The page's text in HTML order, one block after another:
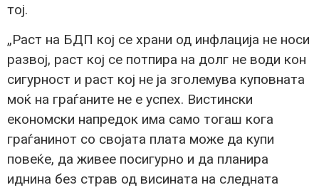
тој.
„Раст на БДП кој се храни од инфлација не носи
развој, раст кој се потпира на долг не води кон
сигурност и раст кој не ја зголемува куповната
моќ на граѓаните не е успех. Вистински
економски напредок има само тогаш кога
граѓанинот со својата плата може да купи
повеќе, да живее посигурно и да планира
иднина без страв од висината на следната